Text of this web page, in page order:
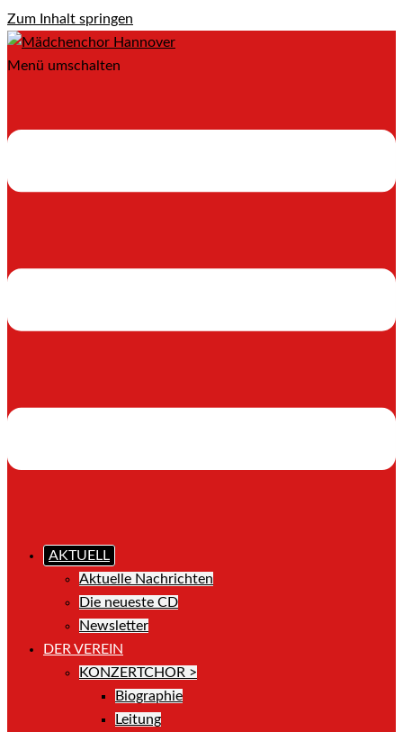
Zum Inhalt springen
Menü umschalten
AKTUELL
Aktuelle Nachrichten
Die neueste CD
Newsletter
DER VEREIN
KONZERTCHOR >
Biographie
Leitung